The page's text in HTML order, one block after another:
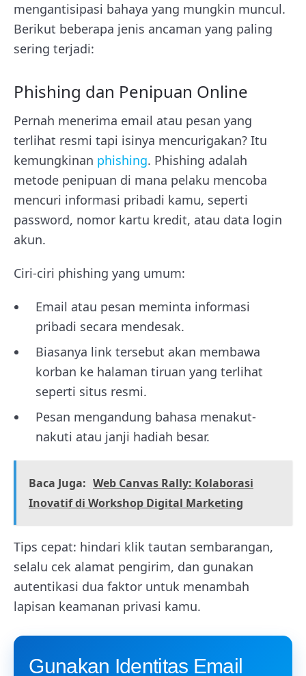
mengantisipasi bahaya yang mungkin muncul.
Berikut beberapa jenis ancaman yang paling
sering terjadi:
Phishing dan Penipuan Online
Pernah menerima email atau pesan yang
terlihat resmi tapi isinya mencurigakan? Itu
kemungkinan phishing. Phishing adalah
metode penipuan di mana pelaku mencoba
mencuri informasi pribadi kamu, seperti
password, nomor kartu kredit, atau data login
akun.
Ciri-ciri phishing yang umum:
Email atau pesan meminta informasi
pribadi secara mendesak.
Biasanya link tersebut akan membawa
korban ke halaman tiruan yang terlihat
seperti situs resmi.
Pesan mengandung bahasa menakut-
nakuti atau janji hadiah besar.
Baca Juga: Web Canvas Rally: Kolaborasi
Inovatif di Workshop Digital Marketing
Tips cepat: hindari klik tautan sembarangan,
selalu cek alamat pengirim, dan gunakan
autentikasi dua faktor untuk menambah
lapisan keamanan privasi kamu.
Gunakan Identitas Email